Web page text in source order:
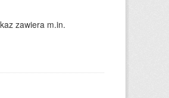
zawiera m.in.